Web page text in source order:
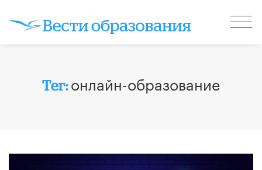
Тег:онлайн-образование